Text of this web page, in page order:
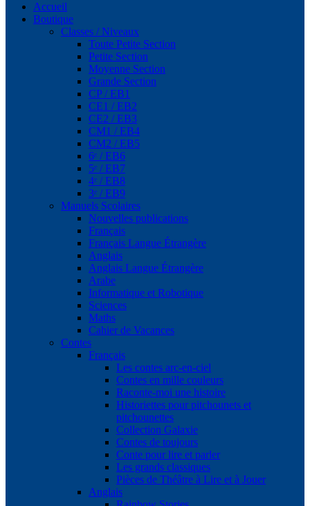
Accueil
Boutique
Classes / Niveaux
Toute Petite Section
Petite Section
Moyenne Section
Grande Section
CP / EB1
CE1 / EB2
CE2 / EB3
CM1 / EB4
CM2 / EB5
6ᵉ / EB6
5ᵉ / EB7
4ᵉ / EB8
3ᵉ / EB9
Manuels Scolaires
Nouvelles publications
Français
Français Langue Étrangère
Anglais
Anglais Langue Étrangère
Arabe
Informatique et Robotique
Sciences
Maths
Cahier de Vacances
Contes
Français
Les contes arc-en-ciel
Contes en mille couleurs
Raconte-moi une histoire
Historiettes pour pitchounets et
pitchounettes
Collection Galaxie
Contes de toujours
Conte pour lire et parler
Les grands classiques
Pièces de Théâtre à Lire et à Jouer
Anglais